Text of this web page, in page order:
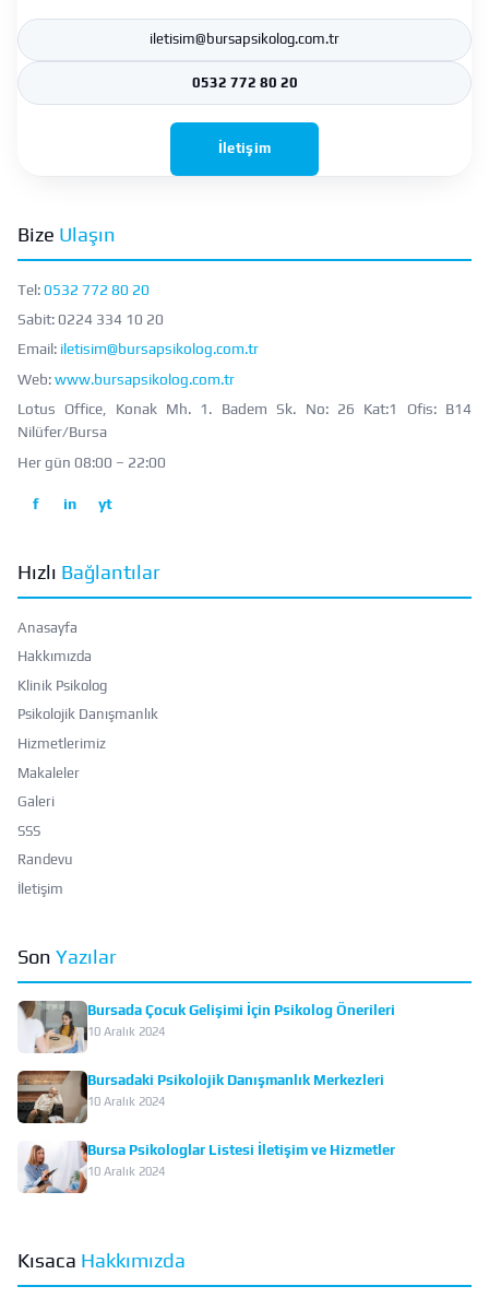
iletisim@bursapsikolog.com.tr
0532 772 80 20
İletişim
Bize Ulaşın
Tel:0532 772 80 20
Sabit:0224 334 10 20
Email: iletisim@bursapsikolog.com.tr
Web:www.bursapsikolog.com.tr
Lotus Office, Konak Mh. 1. Badem Sk. No: 26 Kat:1 Ofis: B14
Nilüfer/Bursa
Her gün 08:00 – 22:00
f in yt
Hızlı Bağlantılar
Anasayfa
Hakkımızda
Klinik Psikolog
Psikolojik Danışmanlık
Hizmetlerimiz
Makaleler
Galeri
SSS
Randevu
İletişim
Son Yazılar
Bursada Çocuk Gelişimi İçin Psikolog Önerileri
10 Aralık 2024
Bursadaki Psikolojik Danışmanlık Merkezleri
10 Aralık 2024
Bursa Psikologlar Listesi İletişim ve Hizmetler
10 Aralık 2024
Kısaca Hakkımızda